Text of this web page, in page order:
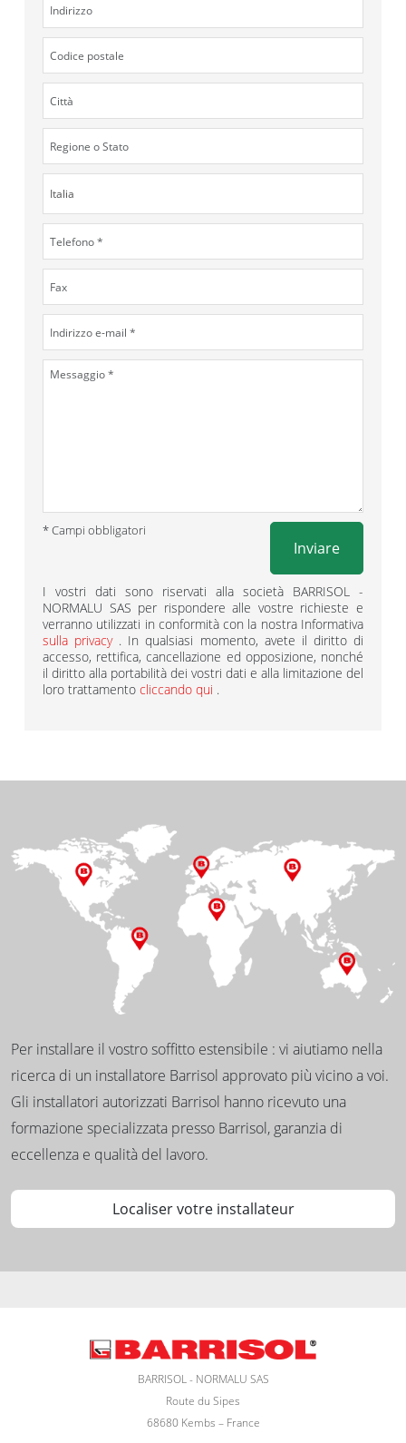
* Campi obbligatori
Inviare
I vostri dati sono riservati alla società BARRISOL -
NORMALU SAS per rispondere alle vostre richieste e
verranno utilizzati in conformità con la nostra Informativa
sulla privacy . In qualsiasi momento, avete il diritto di
accesso, rettifica, cancellazione ed opposizione, nonché
il diritto alla portabilità dei vostri dati e alla limitazione del
loro trattamento cliccando qui .
Per installare il vostro soffitto estensibile : vi aiutiamo nella
ricerca di un installatore Barrisol approvato più vicino a voi.
Gli installatori autorizzati Barrisol hanno ricevuto una
formazione specializzata presso Barrisol, garanzia di
eccellenza e qualità del lavoro.
Localiser votre installateur
BARRISOL - NORMALU SAS
Route du Sipes
68680 Kembs – France